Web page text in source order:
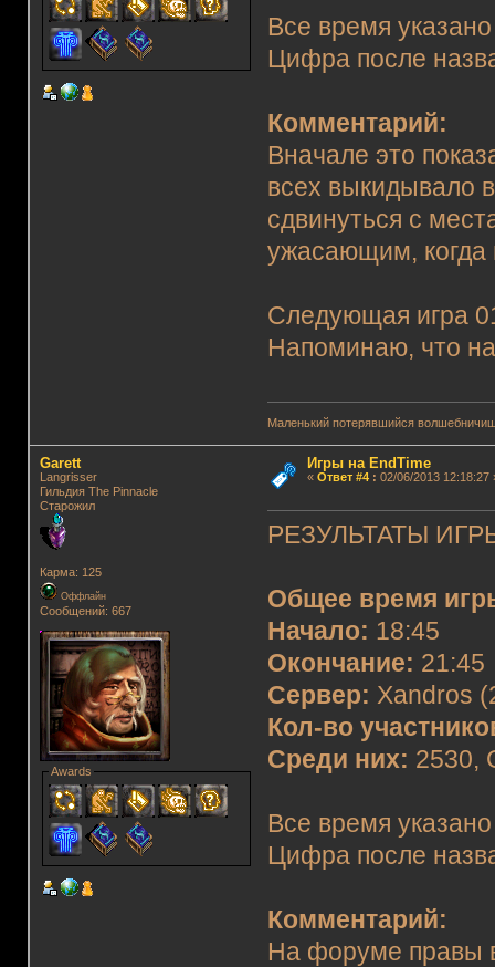
Все время
Цифра после
Комментарий:
Вначале это
всех выкидывало
сдвинуться с
ужасающим, когда
Следующая игра
Напоминаю, что
Маленький потерявшийся
Garett
Langrisser
Гильдия The Pinnacle
Старожил
Карма: 125
Оффлайн
Сообщений: 667
Awards
Игры на EndTime
« Ответ #4: 02/06/2013 12:18:27
РЕЗУЛЬТАТЫ
Общее время
Начало: 18:45
Окончание: 21:45
Сервер: Xandros
Кол-во
Среди них: 2530,
Все время
Цифра после
Комментарий:
На форуме правы